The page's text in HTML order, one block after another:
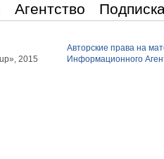
Агентство
2015
Авторские права на
Информационного